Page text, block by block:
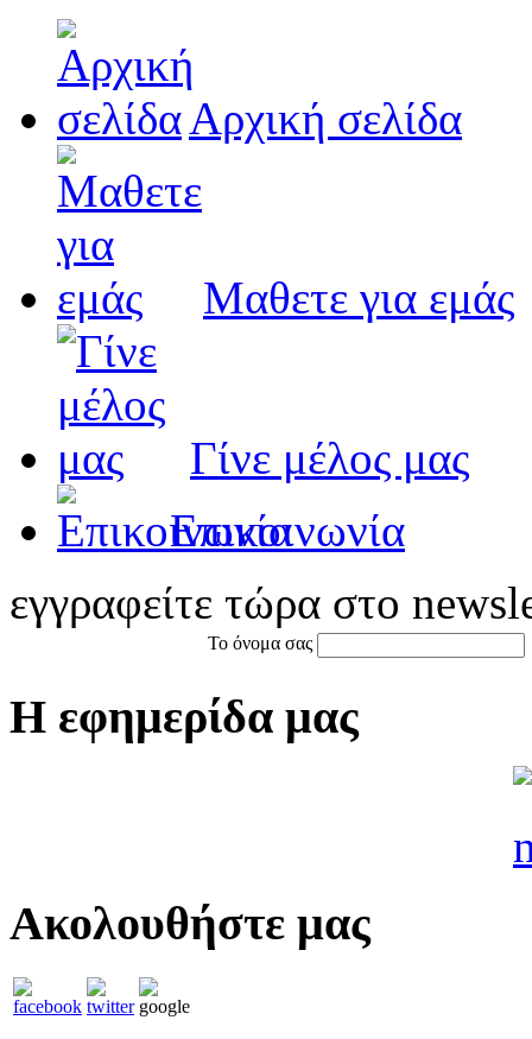
Αρχική σελίδα
Μαθετε για εμάς
Γίνε μέλος μας
Eπικοινωνία
εγγραφείτε τώρα στο
Το όνομα σας
Η εφημερίδα μας
Ακολουθήστε μας